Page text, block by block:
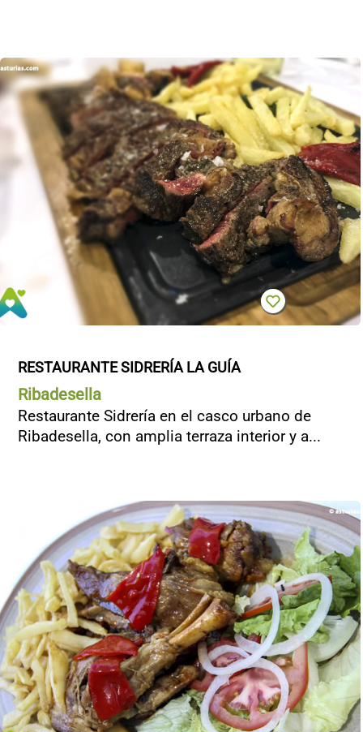
RESTAURANTE SIDRERÍA LA GUÍA
Ribadesella
Restaurante Sidrería en el casco urbano de
Ribadesella, con amplia terraza interior y a...